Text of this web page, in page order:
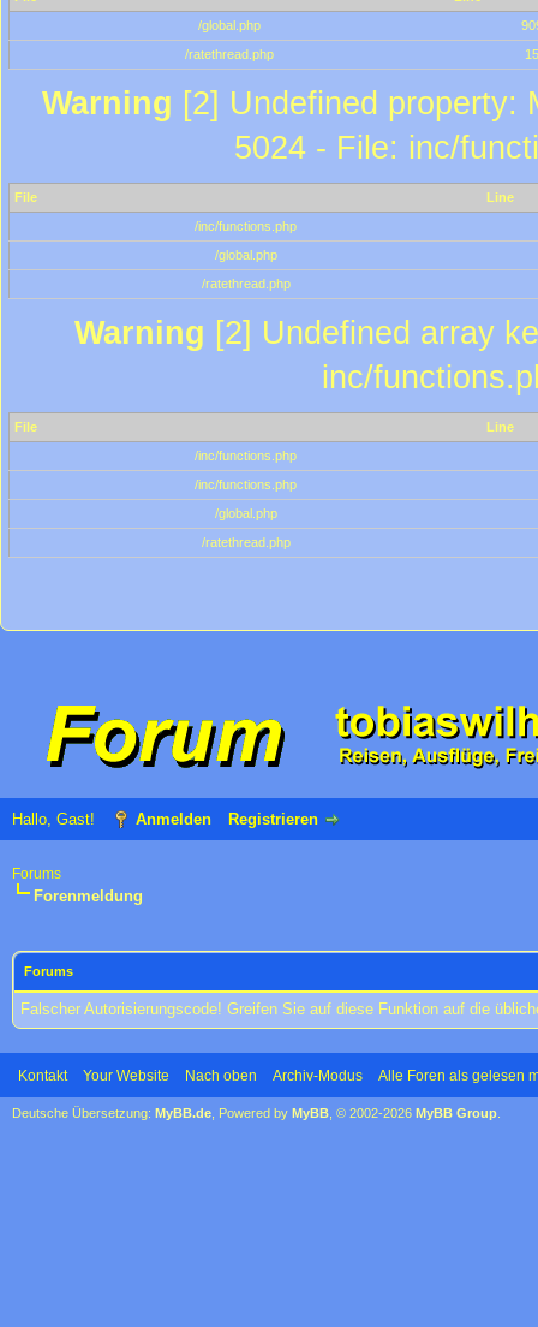
/global.php
/ratethread.php
15
Warning [2] Undefined property:
5024 - File: inc/
File
Line
/inc/functions.php
/global.php
/ratethread.php
Warning [2] Undefined array
inc/
File
Line
/inc/functions.php
/inc/functions.php
/global.php
/ratethread.php
Hallo, Gast! Anmelden Registrieren
Forums
Forenmeldung
Forums
Falscher Autorisierungscode! Greifen Sie auf diese Funktion auf die
Kontakt Your Website Nach oben Archiv-Modus Alle Foren als gelesen
Deutsche Übersetzung: MyBB.de , Powered by MyBB , © 2002-2026 MyBB Group